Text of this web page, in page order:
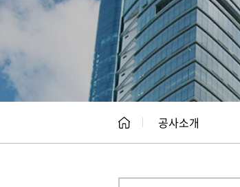
공사소개